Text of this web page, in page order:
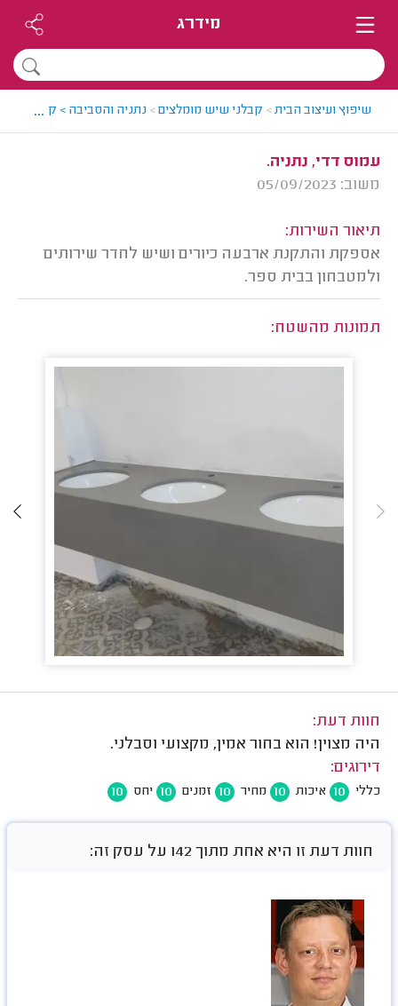
מידרג
שיפוץ ועיצוב הבית> קבלני שיש מומלצים> נתניה והסביבה > קבלן שיש
...
עמוס דדי, נתניה.
משוב: 05/09/2023
תיאור השירות:
אספקת והתקנת ארבעה כיורים ושיש לחדר שירותים
ולמטבחון בבית ספר.
תמונות מהשטח:
חוות דעת:
היה מצוין! הוא בחור אמין, מקצועי וסבלני.
דירוגים:
כללי 10 איכות 10 מחיר 10 זמנים 10 יחס 10
חוות דעת זו היא אחת מתוך 142 על עסק זה: